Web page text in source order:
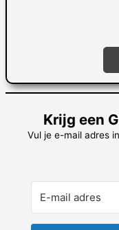
Krijg een
Vul je e-mail adres